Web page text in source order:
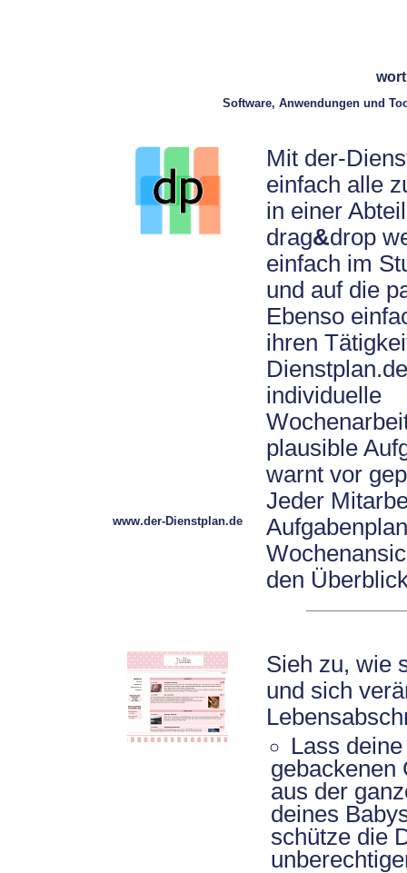
Software, Anwendungen und
Mit der-
einfach alle
in einer
drag&drop
einfach im
und auf die
Ebenso
ihren
individuelle
plausible
warnt vor
Jeder
den
www.der-Dienstplan.de
Sieh zu, wie
und sich
Lass
gebackenen
aus der
deines
schütze die